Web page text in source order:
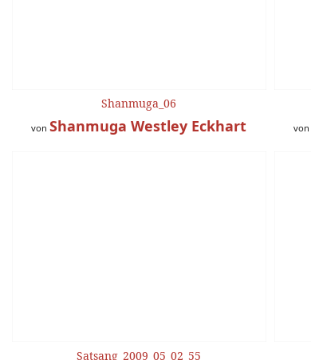
Shanmuga_06
vonShanmuga Westley Eckhart von
Satsang_2009_05_02_55